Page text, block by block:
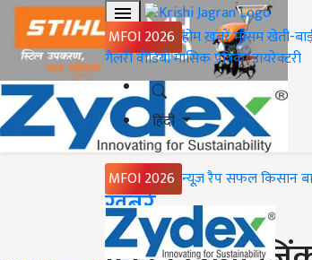
MFOI 2026 होमख़बरेंमौसमखेती-
गैलरीवीडियोमासिक पत्रिकाडायरेक्टरी
हिंदी
MFOI 2026 न्यूज़ रैपसफल किसान
Home
ख़बरें